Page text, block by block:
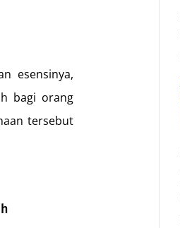
esensinya,
bagi orang
tersebut